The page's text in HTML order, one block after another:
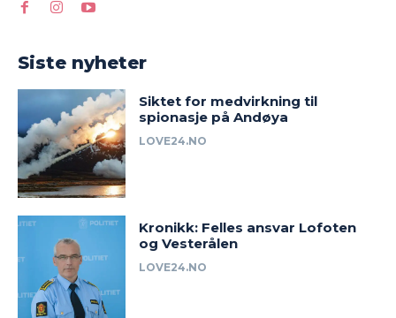
Siste nyheter
Siktet for medvirkning til
spionasje på Andøya
LOVE24.NO
Kronikk: Felles ansvar Lofoten
og Vesterålen
LOVE24.NO